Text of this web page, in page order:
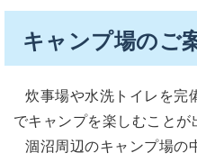
キャンプ場のご
炊事場や水洗トイレを完
でキャンプを楽しむことが
涸沼周辺のキャンプ場の